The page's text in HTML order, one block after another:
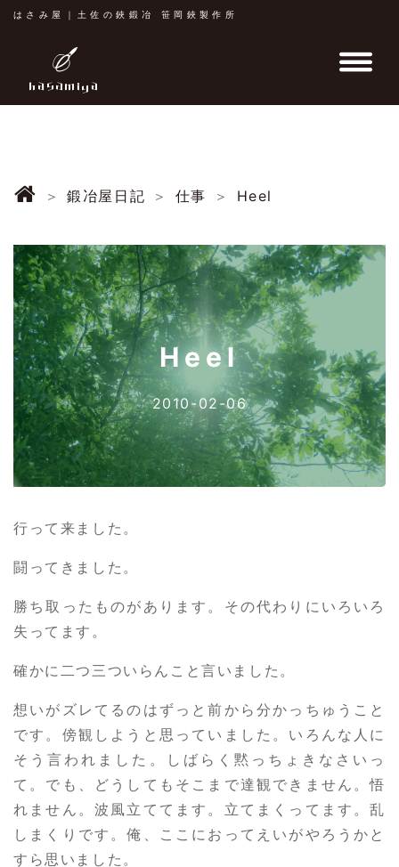
はさみ屋｜土佐の鋏鍛冶 笹岡鋏製作所
鍛冶屋日記 仕事 Heel
Heel
2010-02-06
行って来ました。
闘ってきました。
勝ち取ったものがあります。その代わりにいろいろ
失ってます。
確かに二つ三ついらんこと言いました。
想いがズレてるのはずっと前から分かっちゅうこと
です。傍観しようと思っていました。いろんな人に
そう言われました。しばらく黙っちょきなさいっ
て。でも、どうしてもそこまで達観できません。悟
れません。波風立ててます。立てまくってます。乱
しまくりです。俺、ここにおってえいがやろうかと
すら思いました。